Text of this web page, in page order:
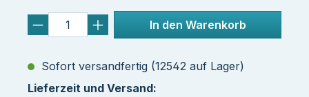
In den Warenkorb
Sofort versandfertig (12542 auf Lager)
Lieferzeit und Versand: